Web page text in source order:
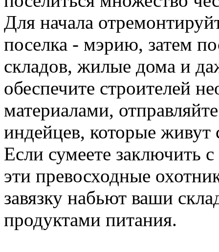
Для начала
поселка - мэрию, затем
складов, жилые дома и
обеспечите строителей
материалами,
индейцев, которые живут
Если сумеете заключить
эти превосходные
завязку набьют ваши
продуктами питания.